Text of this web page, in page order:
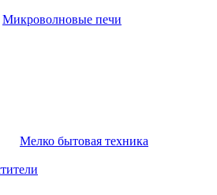
Микроволновые печи
Мелко бытовая техника